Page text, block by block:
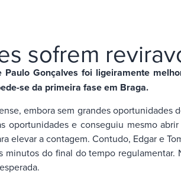
sofrem
Gonçalves foi ligeiramente
se da primeira fase em Braga.
embora sem grandes
oportunidades e conseguiu mesmo
elevar a contagem. Contudo, Edgar e
minutos do final do tempo